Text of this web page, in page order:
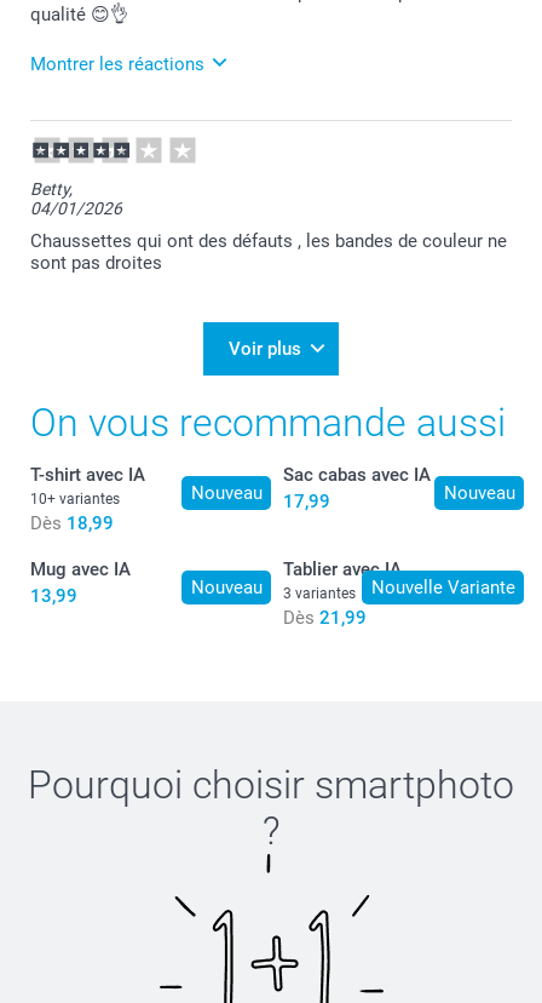
qualité 😊👌
Montrer les réactions
26/11/2025
07:54
Bonjour Sandra,
Je vous remercie pour votre commande et c'est un
plaisir d'apprendre que vous appréciez vos produits
commandés.
Florence@smartphoto
Betty,
04/01/2026
Chaussettes qui ont des défauts , les bandes de couleur ne
sont pas droites
Voir plus
On vous recommande aussi
Nouveau
T-shirt avec IA
10+ variantes
Dès 18,99
Nouveau
Sac cabas avec IA
17,99
Nouveau
Mug avec IA
13,99
Nouvelle Variante
Tablier avec IA
3 variantes
Dès 21,99
Pourquoi choisir smartphoto
?